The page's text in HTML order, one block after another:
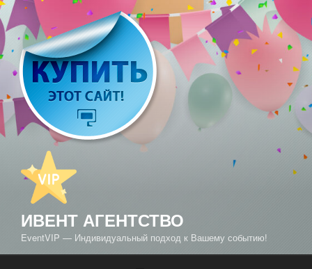
Перейти
к
содержимому
ИВЕНТ АГЕНТСТВО
EventVIP — Индивидуальный подход к Вашему событию!